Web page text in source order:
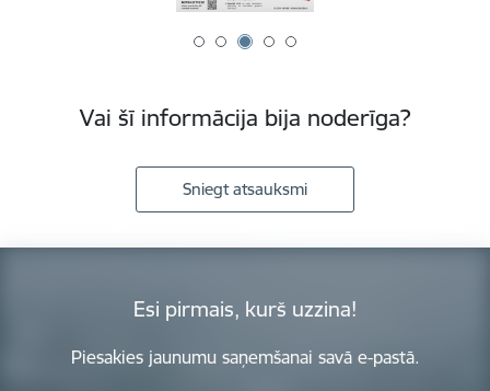
Vai šī informācija bija noderīga?
Sniegt atsauksmi
Esi pirmais, kurš uzzina!
Piesakies jaunumu saņemšanai savā e-pastā.